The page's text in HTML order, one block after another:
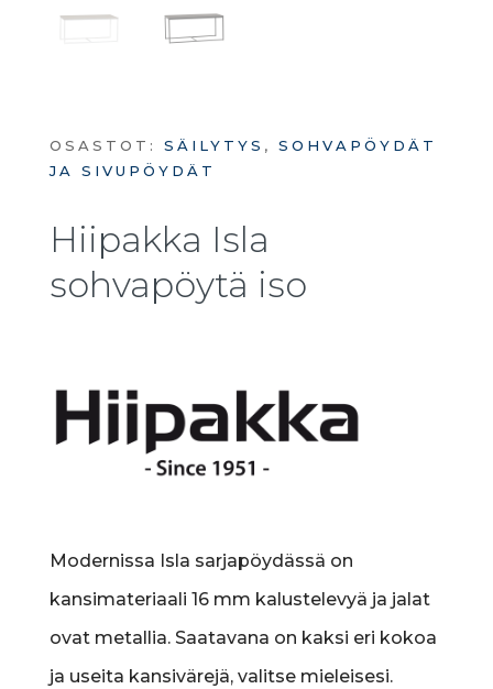
OSASTOT: SÄILYTYS , SOHVAPÖYDÄT
JA SIVUPÖYDÄT
Hiipakka Isla
sohvapöytä iso
Modernissa Isla sarjapöydässä on
kansimateriaali 16 mm kalustelevyä ja jalat
ovat metallia. Saatavana on kaksi eri kokoa
ja useita kansivärejä, valitse mieleisesi.